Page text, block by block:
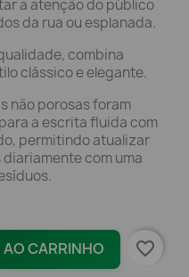
a atenção do público
da rua ou esplanada.
combina
clássico e elegante.
não porosas foram
a escrita fluida com
permitindo atualizar
com uma
CARRINHO favorite_border